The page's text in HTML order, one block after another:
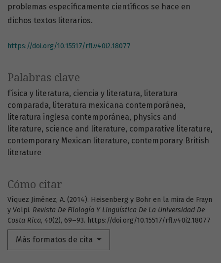
Palabras clave
física y literatura ciencia y literatura literatura
comparada literatura mexicana contemporánea
literatura inglesa contemporánea physics and
literature science and literature comparative literature
contemporary Mexican literature contemporary British
literature
Cómo citar
Víquez Jiménez, A. (2014). Heisenberg y Bohr en la mira de Frayn
y Volpi. Revista De Filología Y Lingüística De La Universidad De
Costa Rica, 40(2), 69–93. https://doi.org/10.15517/rfl.v40i2.18077
Más formatos de cita
problemas específicamente científicos se hace en
dichos textos literarios.
https://doi.org/10.15517/rfl.v40i2.18077